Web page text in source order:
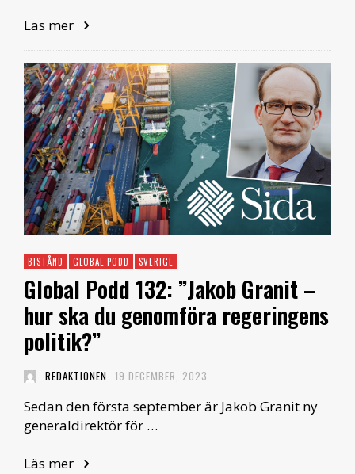
Läs mer
BISTÅND GLOBAL PODD SVERIGE
Global Podd 132: ”Jakob Granit –
hur ska du genomföra regeringens
politik?”
REDAKTIONEN 19 DECEMBER, 2023
Sedan den första september är Jakob Granit ny
generaldirektör för …
Läs mer